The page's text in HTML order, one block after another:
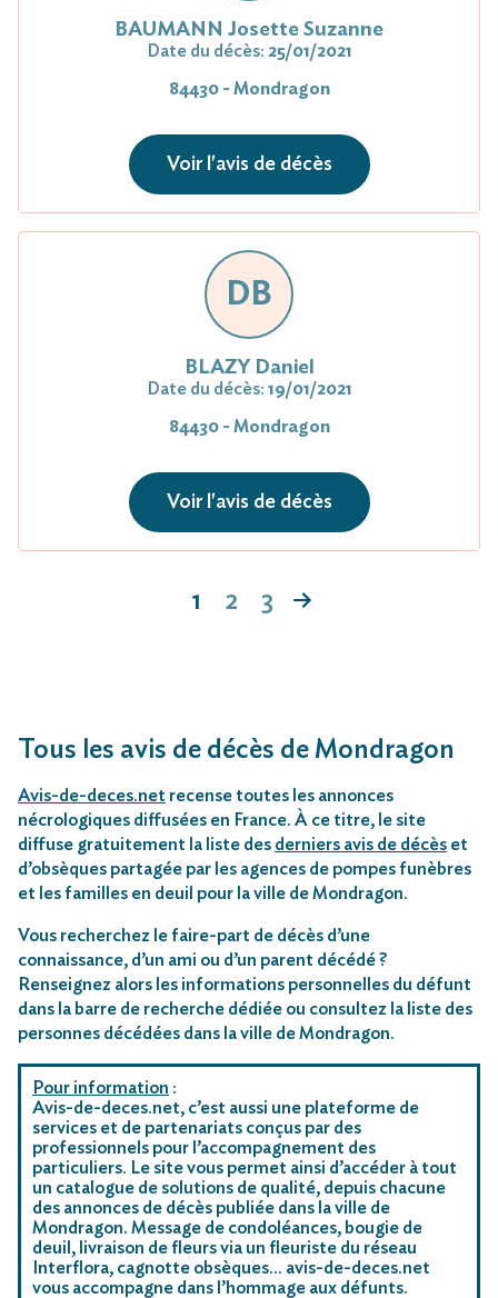
BAUMANN Josette Suzanne
Date du décès: 25/01/2021
84430 - Mondragon
Voir l'avis de décès
DB
BLAZY Daniel
Date du décès: 19/01/2021
84430 - Mondragon
Voir l'avis de décès
1 2 3
Tous les avis de décès de Mondragon
Avis-de-deces.net recense toutes les annonces
nécrologiques diffusées en France. À ce titre, le site
diffuse gratuitement la liste des derniers avis de décès et
d’obsèques partagée par les agences de pompes funèbres
et les familles en deuil pour la ville de Mondragon.
Vous recherchez le faire-part de décès d’une
connaissance, d’un ami ou d’un parent décédé ?
Renseignez alors les informations personnelles du défunt
dans la barre de recherche dédiée ou consultez la liste des
personnes décédées dans la ville de Mondragon.
Pour information :
Avis-de-deces.net, c’est aussi une plateforme de
services et de partenariats conçus par des
professionnels pour l’accompagnement des
particuliers. Le site vous permet ainsi d’accéder à tout
un catalogue de solutions de qualité, depuis chacune
des annonces de décès publiée dans la ville de
Mondragon. Message de condoléances, bougie de
deuil, livraison de fleurs via un fleuriste du réseau
Interflora, cagnotte obsèques… avis-de-deces.net
vous accompagne dans l’hommage aux défunts.